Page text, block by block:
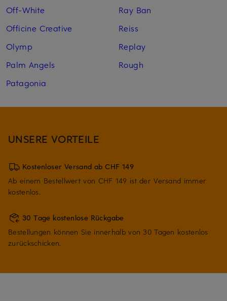
Off-White
Officine Creative
Olymp
Palm Angels
Patagonia
Ray Ban
Reiss
Replay
Rough
UNSERE VORTEILE
Kostenloser Versand ab CHF 149
Ab einem Bestellwert von CHF 149 ist der Versand immer
kostenlos.
30 Tage kostenlose Rückgabe
Bestellungen können Sie innerhalb von 30 Tagen kostenlos
zurückschicken.